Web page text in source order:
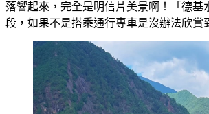
落響起來，完全是明信片美景啊！「德基
段，如果不是搭乘通行專車是沒辦法欣賞